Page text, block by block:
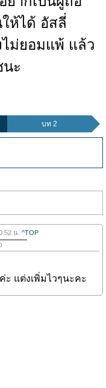
ห้ได้ อัสลี่
ม่ยอมแพ้ แล้ว
นะ
บท 2
น. ^TOP
ะ แต่งเพิ่มไวๆนะคะ